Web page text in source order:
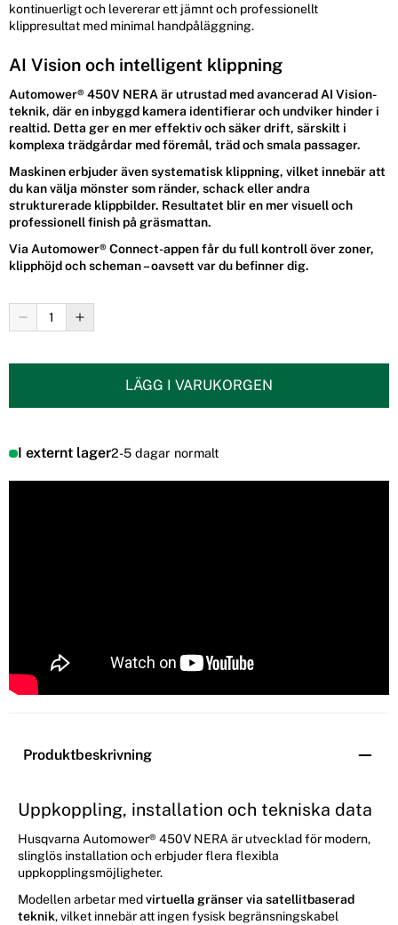
kontinuerligt och levererar ett jämnt och professionellt
klippresultat med minimal handpåläggning.
AI Vision och intelligent klippning
Automower® 450V NERA är utrustad med avancerad AI Vision-
teknik, där en inbyggd kamera identifierar och undviker hinder i
realtid. Detta ger en mer effektiv och säker drift, särskilt i
komplexa trädgårdar med föremål, träd och smala passager.
Maskinen erbjuder ävensystematisk klippning, vilket innebär att
du kan välja mönster som ränder, schack eller andra
strukturerade klippbilder. Resultatet blir en mer visuell och
professionell finish på gräsmattan.
Via Automower® Connect-appen får du full kontroll över zoner,
klipphöjd och scheman – oavsett var du befinner dig.
LÄGG I VARUKORGEN
I externt lager2-5 dagar normalt
Produktbeskrivning
Uppkoppling, installation och tekniska data
Husqvarna Automower® 450V NERA är utvecklad för modern,
slinglös installation och erbjuder flera flexibla
uppkopplingsmöjligheter.
Modellen arbetar medvirtuella gränser via satellitbaserad
teknik, vilket innebär att ingen fysisk begränsningskabel